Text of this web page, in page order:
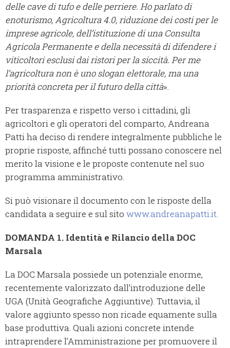
delle cave di tufo e delle perriere. Ho parlato di
enoturismo, Agricoltura 4.0, riduzione dei costi per le
imprese agricole, dell’istituzione di una Consulta
Agricola Permanente e della necessità di difendere i
viticoltori esclusi dai ristori per la siccità. Per me
l’agricoltura non è uno slogan elettorale, ma una
priorità concreta per il futuro della città».
Per trasparenza e rispetto verso i cittadini, gli
agricoltori e gli operatori del comparto, Andreana
Patti ha deciso di rendere integralmente pubbliche le
proprie risposte, affinché tutti possano conoscere nel
merito la visione e le proposte contenute nel suo
programma amministrativo.
Si può visionare il documento con le risposte della
candidata a seguire e sul sito www.andreanapatti.it.
DOMANDA 1. Identità e Rilancio della DOC
Marsala
La DOC Marsala possiede un potenziale enorme,
recentemente valorizzato dall’introduzione delle
UGA (Unità Geografiche Aggiuntive). Tuttavia, il
valore aggiunto spesso non ricade equamente sulla
base produttiva. Quali azioni concrete intende
intraprendere l’Amministrazione per promuovere il